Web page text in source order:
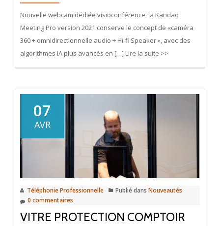
Nouvelle webcam dédiée visioconférence, la Kandao
Meeting Pro version 2021 conserve le concept de «caméra
360 + omnidirectionnelle audio + Hi-fi Speaker », avec des
algorithmes IA plus avancés en […] Lire la suite >>
07
AVR
Téléphonie Professionnelle Publié dans Nouveautés
0 commentaires
VITRE PROTECTION COMPTOIR